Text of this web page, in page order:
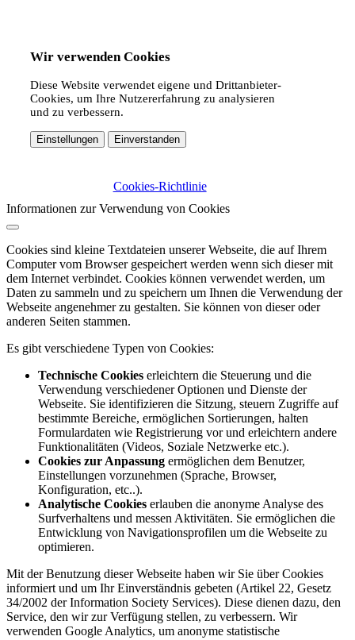
Wir verwenden Cookies
Diese Website verwendet eigene und Drittanbieter-
Cookies, um Ihre Nutzererfahrung zu analysieren
und zu verbessern.
Einstellungen Einverstanden
Cookies-Richtlinie
Informationen zur Verwendung von Cookies
Cookies sind kleine Textdateien unserer Webseite, die auf Ihrem
Computer vom Browser gespeichert werden wenn sich dieser mit
dem Internet verbindet. Cookies können verwendet werden, um
Daten zu sammeln und zu speichern um Ihnen die Verwendung der
Webseite angenehmer zu gestalten. Sie können von dieser oder
anderen Seiten stammen.
Es gibt verschiedene Typen von Cookies:
Technische Cookies erleichtern die Steuerung und die
Verwendung verschiedener Optionen und Dienste der
Webseite. Sie identifizieren die Sitzung, steuern Zugriffe auf
bestimmte Bereiche, ermöglichen Sortierungen, halten
Formulardaten wie Registrierung vor und erleichtern andere
Funktionalitäten (Videos, Soziale Netzwerke etc.).
Cookies zur Anpassung ermöglichen dem Benutzer,
Einstellungen vorzunehmen (Sprache, Browser,
Konfiguration, etc..).
Analytische Cookies erlauben die anonyme Analyse des
Surfverhaltens und messen Aktivitäten. Sie ermöglichen die
Entwicklung von Navigationsprofilen um die Webseite zu
optimieren.
Mit der Benutzung dieser Webseite haben wir Sie über Cookies
informiert und um Ihr Einverständnis gebeten (Artikel 22, Gesetz
34/2002 der Information Society Services). Diese dienen dazu, den
Service, den wir zur Verfügung stellen, zu verbessern. Wir
verwenden Google Analytics, um anonyme statistische